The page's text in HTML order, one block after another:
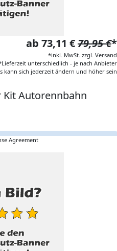
ab 73,11 €79,95 €*
*inkl. MwSt. zzgl. Versand
unterschiedlich - je nach Anbieter
kann sich jederzeit ändern und höher sein
Autorennbahn
Agreement